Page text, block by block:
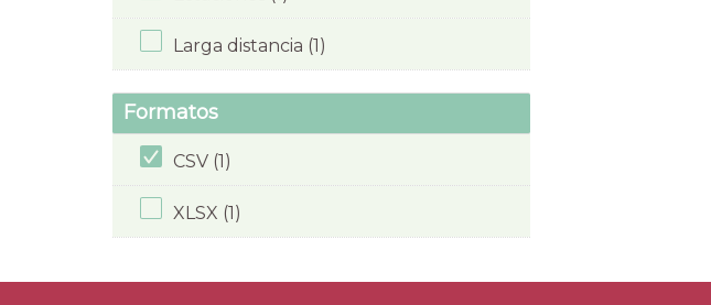
Larga distancia (1)
Formatos
CSV (1)
XLSX (1)